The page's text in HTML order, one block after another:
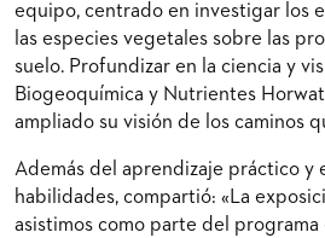
equipo, centrado en investigar los
las especies vegetales sobre las
suelo. Profundizar en la ciencia y
Biogeoquímica y Nutrientes
ampliado su visión de los caminos
Además del aprendizaje práctico y
habilidades, compartió: «La
asistimos como parte del programa